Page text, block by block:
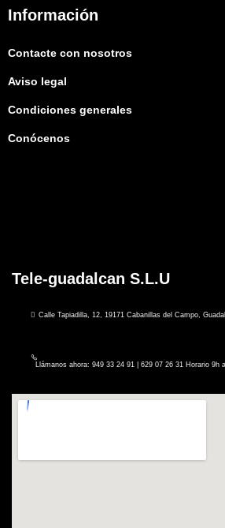
Información
Contacte con nosotros
Aviso legal
Condiciones generales
Conócenos
Tele-guadalcan S.L.U
Calle Tapiadilla, 12, 19171 Cabanillas del Campo,
Llámanos ahora: 949 33 24 91 | 629 07 26 31 Horario 9h